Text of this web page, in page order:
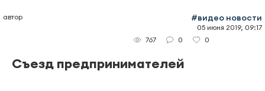
автор #видео новости
05 июня 2019, 09:17
767
0 0
Съезд предпринимателей